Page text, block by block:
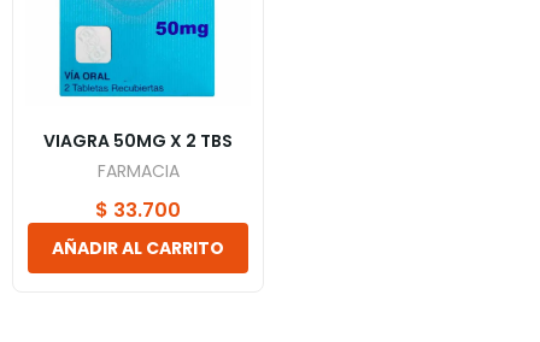
VIAGRA 50MG X 2 TBS
FARMACIA
$ 33.700
AÑADIR AL CARRITO